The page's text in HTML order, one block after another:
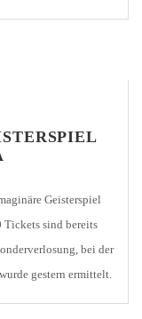
Geisterspiel
sind bereits
bei der
gestern ermittelt.